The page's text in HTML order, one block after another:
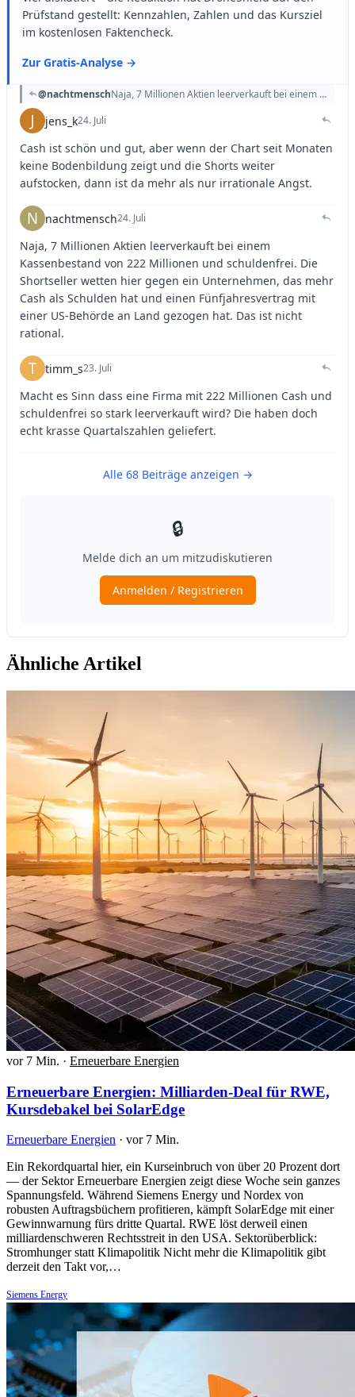
Ähnliche Artikel
vor 7 Min. · Erneuerbare Energien
Erneuerbare Energien: Milliarden-Deal für RWE,
Kursdebakel bei SolarEdge
Erneuerbare Energien · vor 7 Min.
Ein Rekordquartal hier, ein Kurseinbruch von über 20 Prozent dort
— der Sektor Erneuerbare Energien zeigt diese Woche sein ganzes
Spannungsfeld. Während Siemens Energy und Nordex von
robusten Auftragsbüchern profitieren, kämpft SolarEdge mit einer
Gewinnwarnung fürs dritte Quartal. RWE löst derweil einen
milliardenschweren Rechtsstreit in den USA. Sektorüberblick:
Stromhunger statt Klimapolitik Nicht mehr die Klimapolitik gibt
derzeit den Takt vor,…
Siemens Energy